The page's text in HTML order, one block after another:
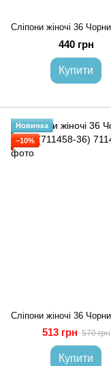
440 грн
Купити
Новинка
−10%
513 грн 570 грн
Купити